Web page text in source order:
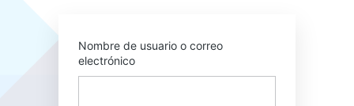
Nombre de usuario o correo
electrónico